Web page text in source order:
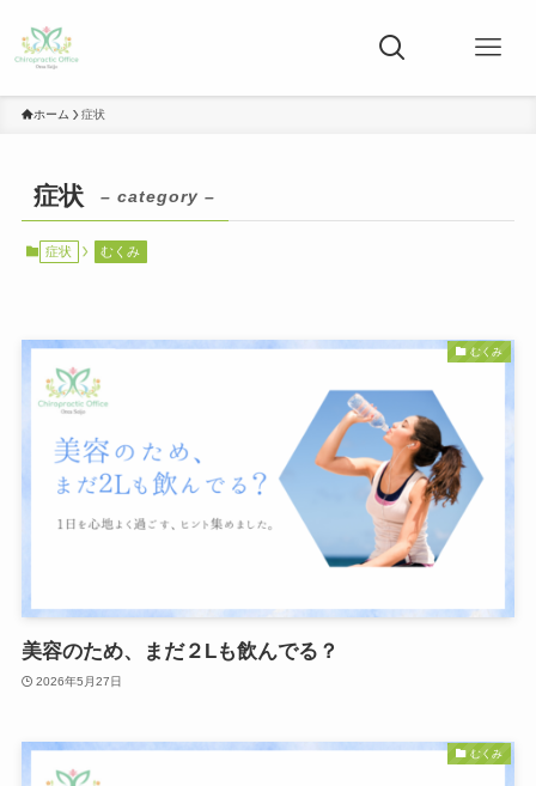
ホーム 症状
症状 – category –
症状 むくみ
むくみ
美容のため、まだ２Lも飲んでる？
2026年5月27日
むくみ